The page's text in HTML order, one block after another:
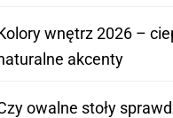
wnętrz 2026 –
akcenty
owalne stoły